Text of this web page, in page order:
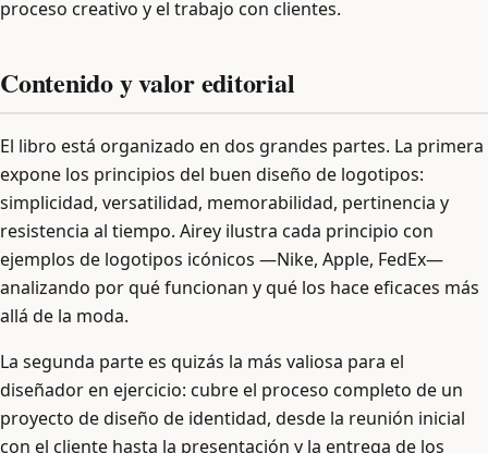
proceso creativo y el trabajo con clientes.
Contenido y valor editorial
El libro está organizado en dos grandes partes. La primera
expone los principios del buen diseño de logotipos:
simplicidad, versatilidad, memorabilidad, pertinencia y
resistencia al tiempo. Airey ilustra cada principio con
ejemplos de logotipos icónicos —Nike, Apple, FedEx—
analizando por qué funcionan y qué los hace eficaces más
allá de la moda.
La segunda parte es quizás la más valiosa para el
diseñador en ejercicio: cubre el proceso completo de un
proyecto de diseño de identidad, desde la reunión inicial
con el cliente hasta la presentación y la entrega de los